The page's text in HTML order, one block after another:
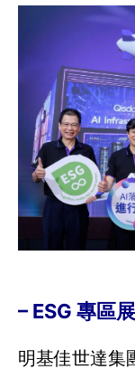
– ESG 專區
明基佳世達集